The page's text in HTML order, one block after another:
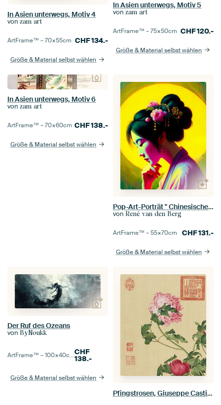
In Asien unterwegs, Motiv 4
von zam art
ArtFrame™ –70×55cm CHF134.-
Größe & Material selbst wählen
In Asien unterwegs, Motiv 5
von zam art
ArtFrame™ –75×50cm CHF120.-
Größe & Material selbst wählen
In Asien unterwegs, Motiv 6
von zam art
ArtFrame™ –70×60cm CHF138.-
Größe & Material selbst wählen
Pop-Art-Porträt " Chinesische Frau "
von René van den Berg
ArtFrame™ –55×70cm CHF131.-
Größe & Material selbst wählen
Der Ruf des Ozeans
von ByNoukk
ArtFrame™ –100×40cm CHF
138.-
Größe & Material selbst wählen
Pfingstrosen, Giuseppe Castiglione